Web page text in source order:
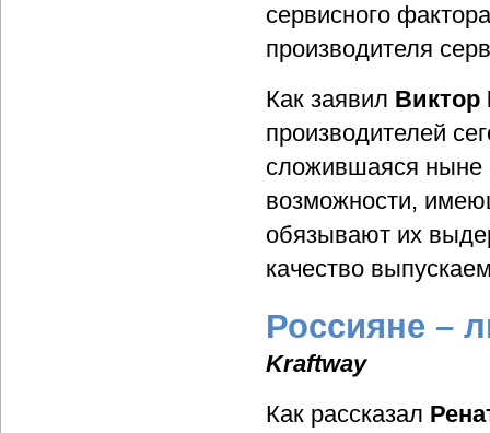
сервисного
производителя
Как заявил Виктор
производителей
сложившаяся ныне
возможности,
обязывают их
качество
Россияне –
Kraftway
Как рассказал